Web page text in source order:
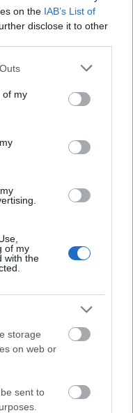
on the IAB’s List of
disclose it to other
one or more Google
You may click to
its third-party tags to
in below Google
of my
of my
with the
storage
on web or
sent to
igaz vagy
késnek,
sorolhatnánk az
nem is nagyon
az alábbi